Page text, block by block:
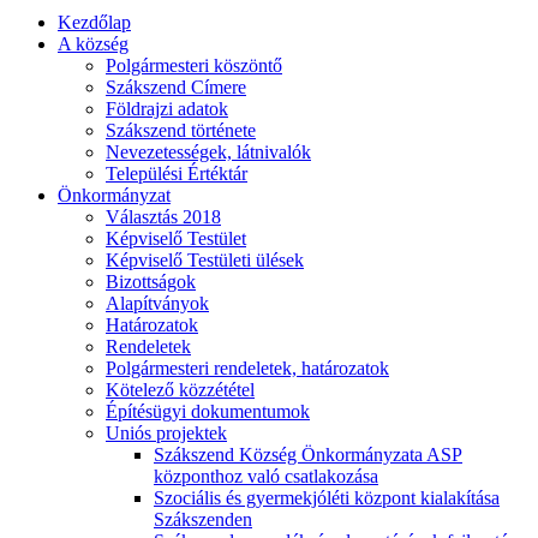
Kezdőlap
A község
Polgármesteri köszöntő
Szákszend Címere
Földrajzi adatok
Szákszend története
Nevezetességek, látnivalók
Települési Értéktár
Önkormányzat
Választás 2018
Képviselő Testület
Képviselő Testületi ülések
Bizottságok
Alapítványok
Határozatok
Rendeletek
Polgármesteri rendeletek, határozatok
Kötelező közzététel
Építésügyi dokumentumok
Uniós projektek
Szákszend Község Önkormányzata ASP
központhoz való csatlakozása
Szociális és gyermekjóléti központ kialakítása
Szákszenden